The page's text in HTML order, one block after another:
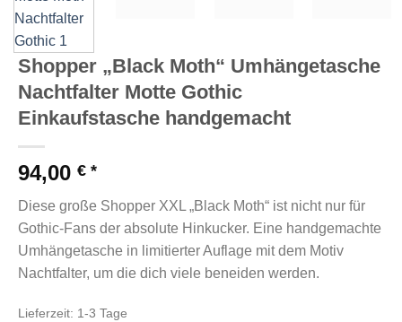
Shopper „Black Moth“ Umhängetasche
Nachtfalter Motte Gothic
Einkaufstasche handgemacht
94,00 €
Diese große Shopper XXL „Black Moth“ ist nicht nur für
Gothic-Fans der absolute Hinkucker. Eine handgemachte
Umhängetasche in limitierter Auflage mit dem Motiv
Nachtfalter, um die dich viele beneiden werden.
Lieferzeit: 1-3 Tage